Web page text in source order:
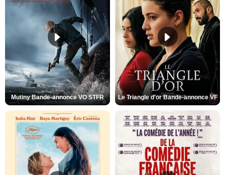
Mutiny Bande-annonce VO STFR Le Triangle d'or Bande-annonce VF